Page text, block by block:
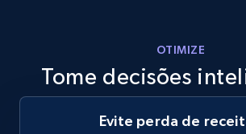
using sku numbers
OTIMIZE
Tome decisões
Evite perda de